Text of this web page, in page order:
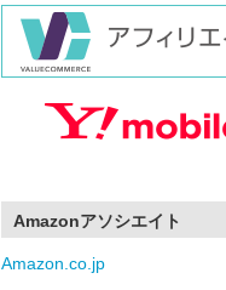
Amazonアソシエイト
Amazon.co.jp